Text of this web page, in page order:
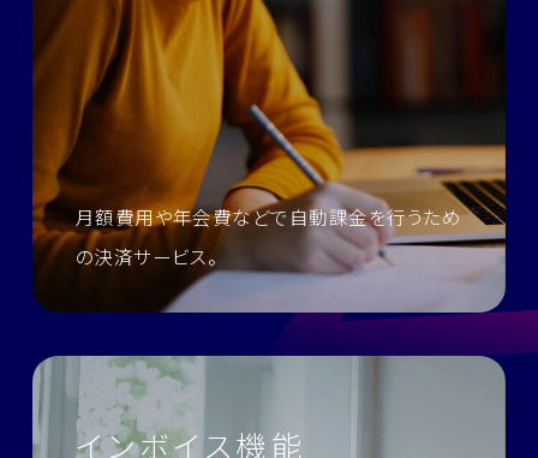
月額費用や年会費などで自動課金を行うため
の決済サービス。
インボイス機能